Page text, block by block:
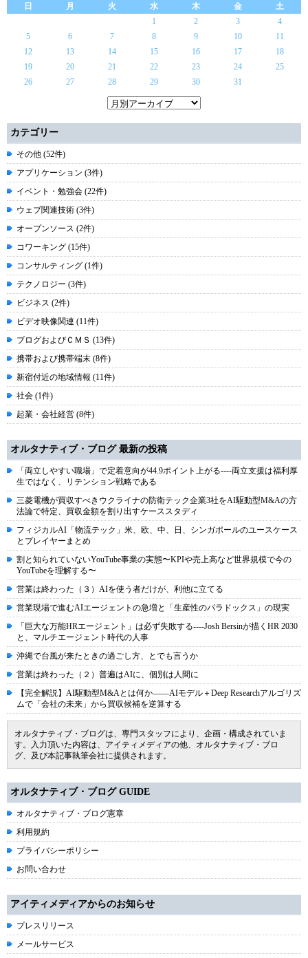
日
月 火 水 木 金
土
1
2 3
4
5
6 7 8 9 10
11
12
13 14 15 16 17
18
19
20 21 22 23 24
25
26
27 28 29 30 31
カテゴリー
その他 (52件)
アプリケーション (3件)
イベント・勉強会 (22件)
ウェブ関連技術 (3件)
オープンソース (2件)
コワーキング (15件)
コンサルティング (1件)
テクノロジー (3件)
ビジネス (2件)
ビデオ映像関連 (11件)
ブログおよびＣＭＳ (13件)
携帯および携帯端末 (8件)
新宿付近の地域情報 (11件)
社会 (1件)
起業・会社経営 (8件)
オルタナティブ・ブログ 最新の投稿
「両立しやすい職場」で定着意向が44.9ポイント上がる----両立支援は福利厚
生ではなく、リテンション戦略である
三菱電機が買収すべきウクライナの防衛テック企業3社をAI駆動型M&Aの方
法論で特定、買収金額を割り出すケーススタディ
フィジカルAI「物流テック」米、欧、中、日、シンガポールのユースケース
とプレイヤーまとめ
割と知られていないYouTube事業の実態〜KPIや売上高など世界規模で今の
YouTubeを理解する〜
営業は終わった（３）AIを使う者だけが、利他に立てる
営業現場で進むAIエージェントの急増と「生産性のパラドックス」の現実
「巨大な万能HRエージェント」は必ず失敗する----Josh Bersinが描くHR 2030
と、マルチエージェント時代の人事
沖縄で台風が来たときの過ごし方、とでも言うか
営業は終わった（２）普遍はAIに、個別は人間に
【完全解説】AI駆動型M&Aとは何か――AIモデル＋Deep Researchアルゴリズ
ムで「会社の未来」から買収候補を逆算する
オルタナティブ・ブログは、専門スタッフにより、企画・構成されていま
す。入力頂いた内容は、アイティメディアの他、オルタナティブ・ブロ
グ、及び本記事執筆会社に提供されます。
オルタナティブ・ブログ GUIDE
オルタナティブ・ブログ憲章
利用規約
プライバシーポリシー
お問い合わせ
アイティメディアからのお知らせ
プレスリリース
メールサービス